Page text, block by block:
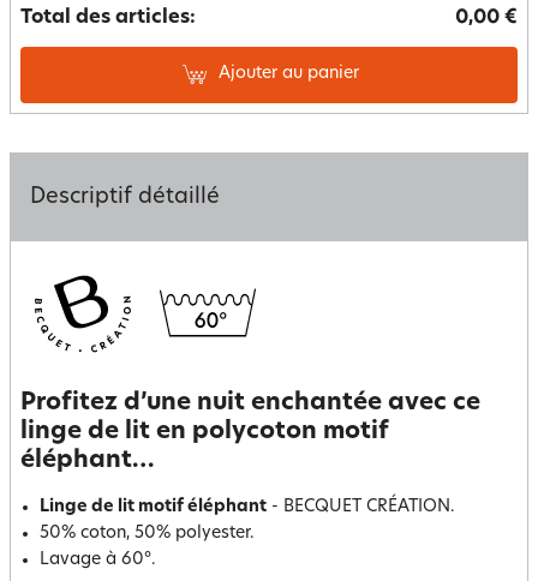
Total des articles: 0,00 €
Ajouter au panier
Descriptif détaillé
Profitez d’une nuit enchantée avec ce
linge de lit en polycoton motif
éléphant…
Linge de lit motif éléphant - BECQUET CRÉATION.
50% coton, 50% polyester.
Lavage à 60°.